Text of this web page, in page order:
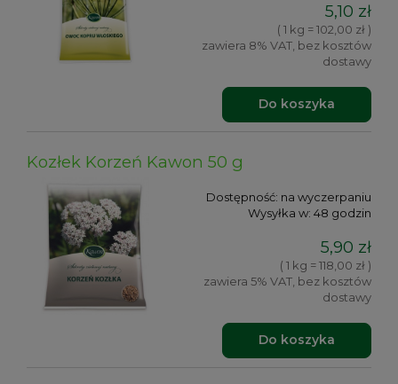
5,10 zł
( 1 kg = 102,00 zł )
zawiera 8% VAT, bez kosztów
dostawy
Do koszyka
Kozłek Korzeń Kawon 50 g
Dostępność: na wyczerpaniu
Wysyłka w: 48 godzin
5,90 zł
( 1 kg = 118,00 zł )
zawiera 5% VAT, bez kosztów
dostawy
Do koszyka